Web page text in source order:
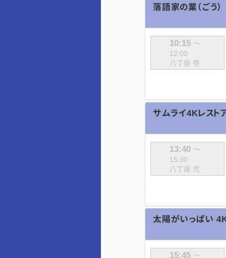
落語家の業（ごう）
10:15 ～
12:00
八丁座 壱
サムライ4Kレスト
13:40 ～
15:30
八丁座 弐
太陽がいっぱい
15:45 ～